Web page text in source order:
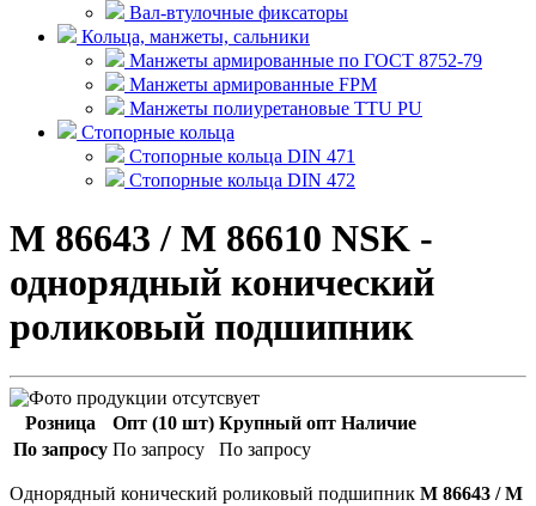
Вал-втулочные фиксаторы
Кольца, манжеты, сальники
Манжеты армированные по ГОСТ 8752-79
Манжеты армированные FPM
Манжеты полиуретановые TTU PU
Стопорные кольца
Стопорные кольца DIN 471
Стопорные кольца DIN 472
M 86643 / M 86610 NSK -
однорядный конический
роликовый подшипник
Розница Опт (10 шт) Крупный опт Наличие
По запросу По запросу По запросу
Однорядный конический роликовый подшипник M 86643 / M